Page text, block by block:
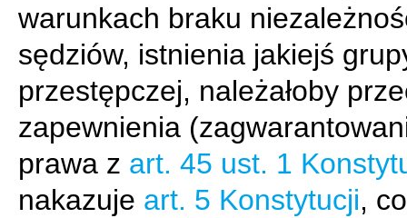
warunkach braku
sędziów, istnienia jakiejś
przestępczej, należałoby
zapewnienia
prawa z art. 45 ust. 1
nakazuje art. 5 Konstytucji, co